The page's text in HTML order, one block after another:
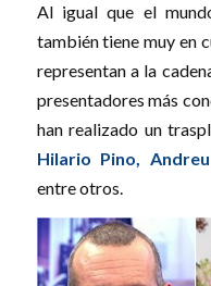
Al igual que el
también tiene muy en
representan a la
presentadores más
han realizado un
Hilario Pino,
entre otros.